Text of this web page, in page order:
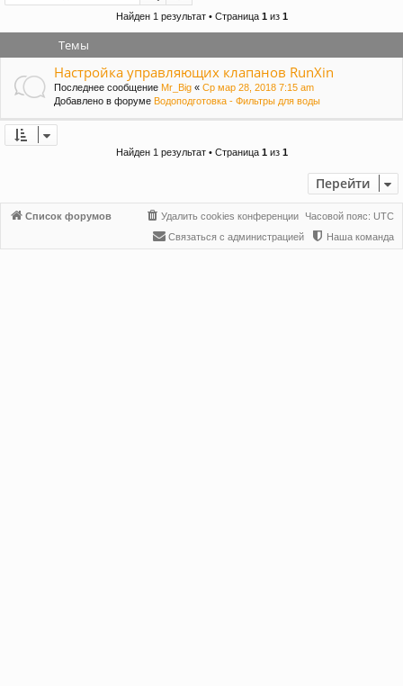
Найден 1 результат • Страница 1из 1
Темы
Настройка управляющих клапанов RunXin
Последнее сообщение Mr_Big « Ср мар 28, 2018 7:15 am
Добавлено в форуме Водоподготовка - Фильтры для воды
Найден 1 результат • Страница 1из 1
Перейти
Список форумов Часовой пояс: UTC
Удалить cookies конференции
Наша команда
Связаться с администрацией